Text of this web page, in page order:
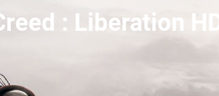
: Liberation HD